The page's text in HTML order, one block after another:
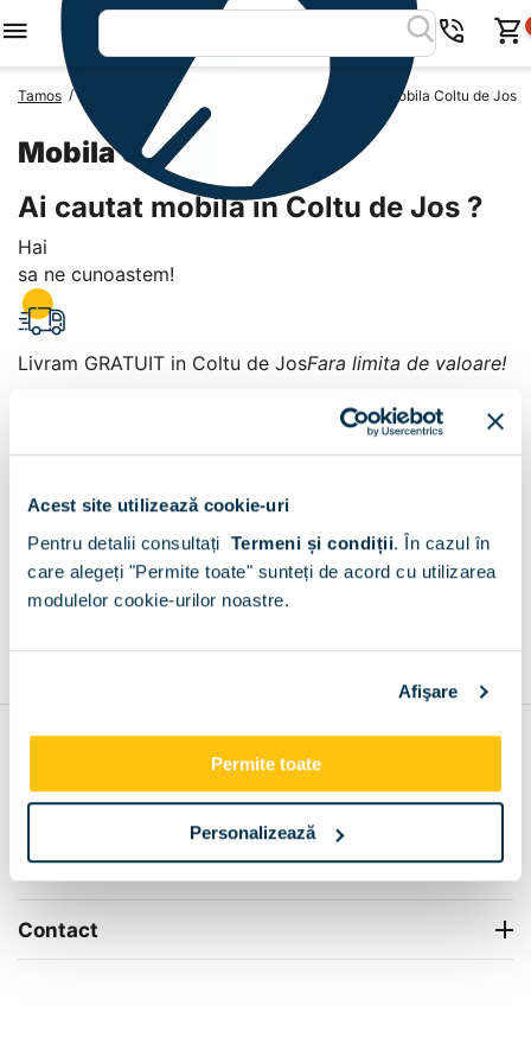
Acest site utilizează cookie-uri
Pentru detalii consultați Termeni și condiții. În cazul în
care alegeți "Permite toate" sunteți de acord cu utilizarea
modulelor cookie-urilor noastre.
Afişare
Permite toate
Personalizează
Tamos / Mobila Romania Mobila Judetul Prahova Mobila Coltu de Jos
Mobila Coltu de Jos
Ai cautat mobila in Coltu de Jos ?
Hai
sa ne cunoastem!
Livram GRATUIT in Coltu de JosFara limita de valoare!
Coltu de Jos
+
Info Center
Livrare
Contact